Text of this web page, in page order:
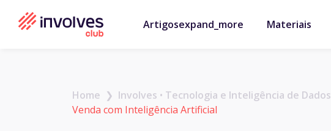
Artigosexpand_more Materiais
Home ❯ Involves • Tecnologia e Inteligência de Dados
Venda com Inteligência Artificial